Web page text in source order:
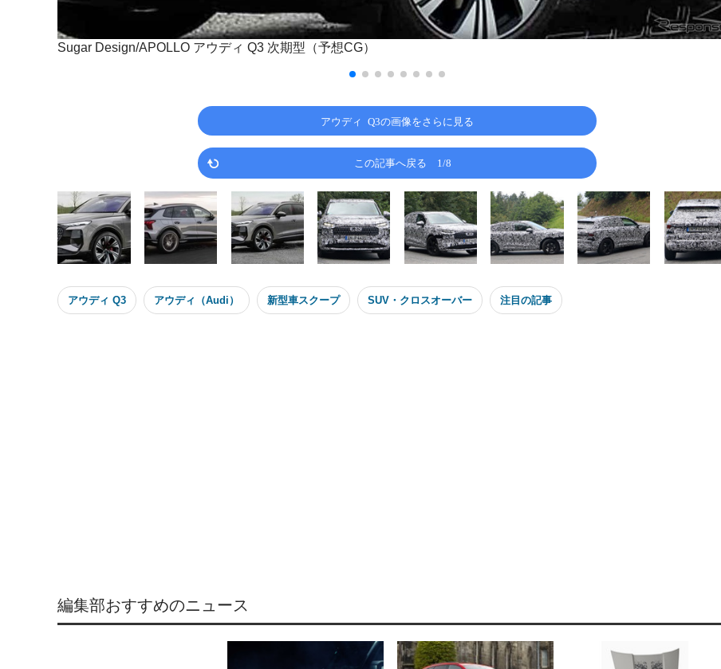
Sugar Design/APOLLO アウディ Q3 次期型（予想CG）
アウディ Q3の画像をさらに見る
この記事へ戻る 1/8
アウディ Q3 アウディ（Audi） 新型車スクープ SUV・クロスオーバー 注目の記事
編集部おすすめのニュース